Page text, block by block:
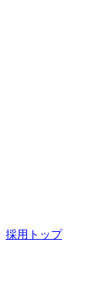
採用トップ